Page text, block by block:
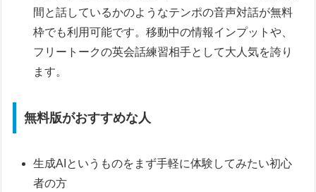
間と話しているかのようなテンポの音声対話が無料
枠でも利用可能です。移動中の情報インプットや、
フリートークの英会話練習相手として大人気を誇り
ます。
無料版がおすすめな人
生成AIというものをまず手軽に体験してみたい初心
者の方